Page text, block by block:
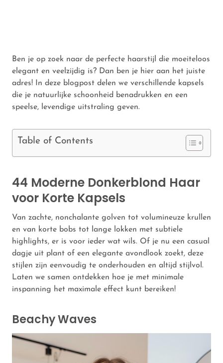
Ben je op zoek naar de perfecte haarstijl die moeiteloos
elegant en veelzijdig is? Dan ben je hier aan het juiste
adres! In deze blogpost delen we verschillende kapsels
die je natuurlijke schoonheid benadrukken en een
speelse, levendige uitstraling geven.
Table of Contents
44 Moderne Donkerblond Haar
voor Korte Kapsels
Van zachte, nonchalante golven tot volumineuze krullen
en van korte bobs tot lange lokken met subtiele
highlights, er is voor ieder wat wils. Of je nu een casual
dagje uit plant of een elegante avondlook zoekt, deze
stijlen zijn eenvoudig te onderhouden en altijd stijlvol.
Laten we samen ontdekken hoe je met minimale
inspanning het maximale effect kunt bereiken!
Beachy Waves